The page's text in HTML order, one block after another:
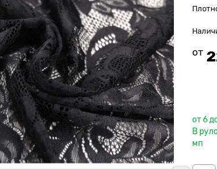
от
от 6
В
мп